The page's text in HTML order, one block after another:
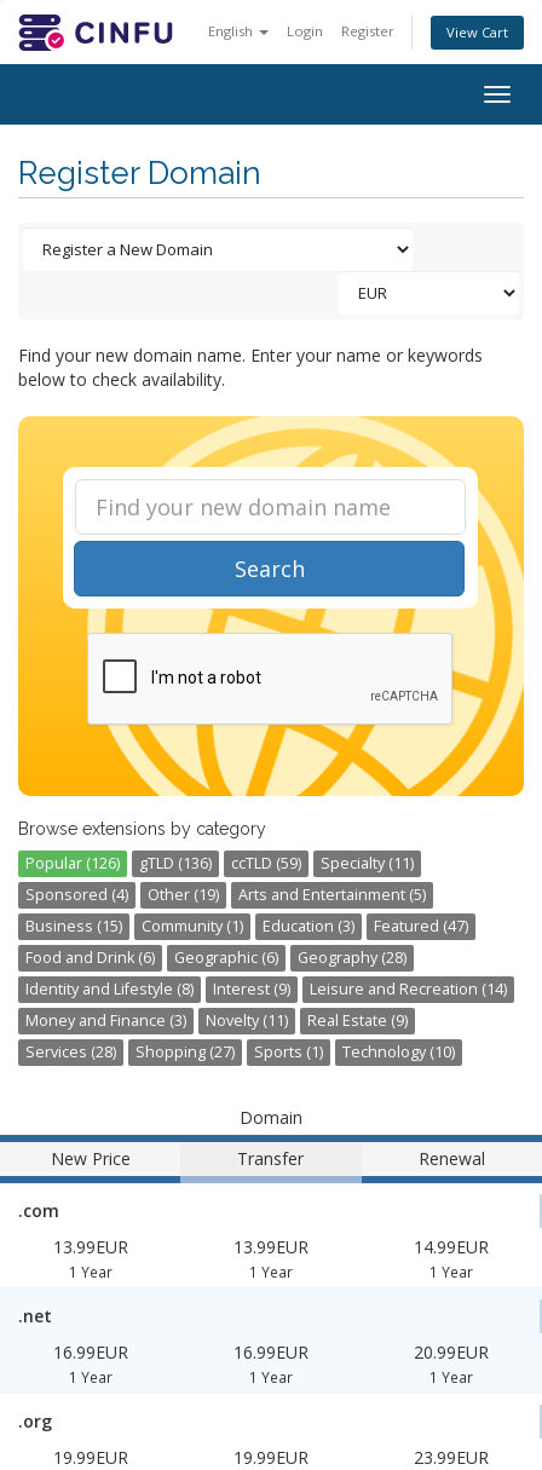
English Login Register View Cart
Register Domain
Find your new domain name. Enter your name or keywords
below to check availability.
Search
Browse extensions by category
Popular (126) gTLD (136) ccTLD (59)
Specialty (11)
Sponsored (4)
Other (19)
Arts and Entertainment (5)
Business (15)
Community (1) Education (3)
Featured (47)
Food and Drink (6)
Geographic (6)
Geography (28)
Identity and Lifestyle (8)
Interest (9)
Leisure and Recreation (14)
Money and Finance (3)
Novelty (11)
Real Estate (9)
Services (28)
Shopping (27) Sports (1) Technology (10)
Domain
New Price
Transfer Renewal
.com
13.99EUR
1 Year
13.99EUR
1 Year
14.99EUR
1 Year
.net
16.99EUR
1 Year
16.99EUR
1 Year
20.99EUR
1 Year
.org
19.99EUR
19.99EUR 23.99EUR